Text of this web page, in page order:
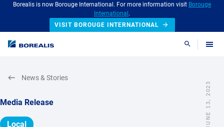
Borealis is now Borouge International. For more information visit Borouge
International .
VISIT BOROUGE INTERNATIONAL
Search
JUNE 13, 2023
Media Release
Local
News & Stories